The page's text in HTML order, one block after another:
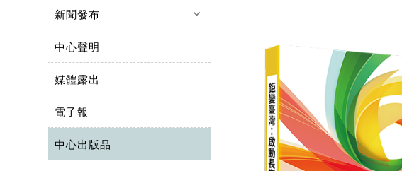
新聞發布 keyboard_arrow_down
中心聲明
媒體露出
電子報
中心出版品